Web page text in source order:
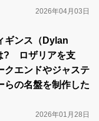
2026年04月03日
ギンス（Dylan
? ロザリアを支
クエンドやジャステ
らの名盤を制作した
2026年01月28日